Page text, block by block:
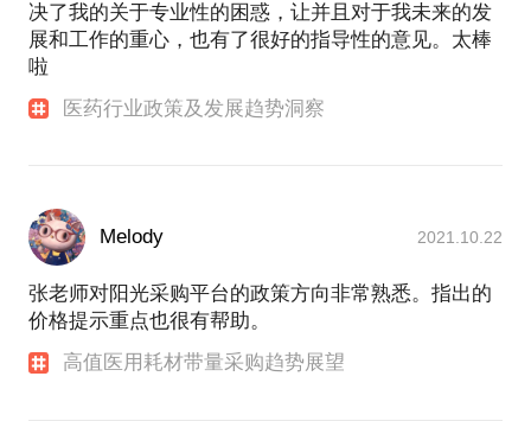
决了我的关于专业性的困惑，让并且对于我未来的发
展和工作的重心，也有了很好的指导性的意见。太棒
啦
医药行业政策及发展趋势洞察
Melody 2021.10.22
张老师对阳光采购平台的政策方向非常熟悉。指出的
价格提示重点也很有帮助。
高值医用耗材带量采购趋势展望